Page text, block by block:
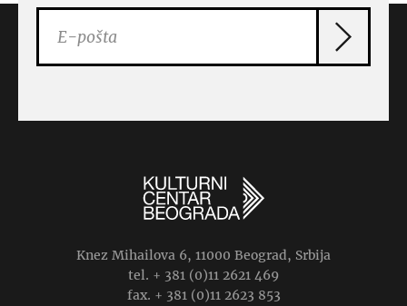
Knez Mihailova 6, 11000 Beograd, Srbija
tel. + 381 (0)11 2621 469
fax. + 381 (0)11 2623 853